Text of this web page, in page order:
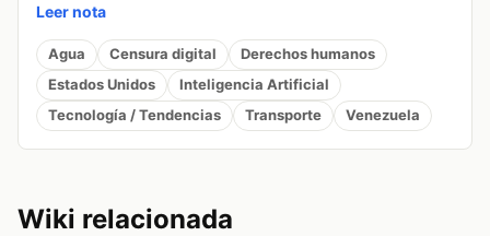
Leer nota
Agua Censura digital
Derechos humanos
Estados Unidos
Inteligencia Artificial
Tecnología / Tendencias
Transporte Venezuela
Wiki relacionada